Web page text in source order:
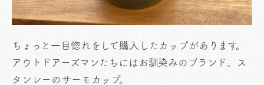
ちょっと一目惚れをして購入したカップがあります。
アウトドアーズマンたちにはお馴染みのブランド、ス
タンレーのサーモカップ。